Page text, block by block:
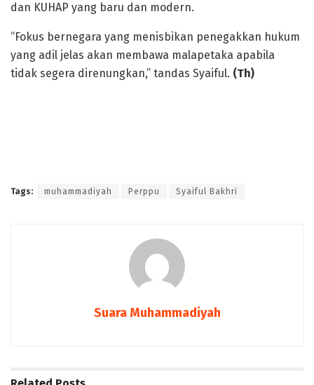
dan KUHAP yang baru dan modern.
“Fokus bernegara yang menisbikan penegakkan hukum
yang adil jelas akan membawa malapetaka apabila
tidak segera direnungkan,” tandas Syaiful. (Th)
Tags: muhammadiyah Perppu Syaiful Bakhri
Suara Muhammadiyah